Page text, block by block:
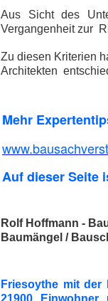
Aus Sicht des
Vergangenheit zur
Zu diesen Kriterien
Architekten
Rolf Hoffmann -
Baumängel /
Friesoythe mit der
21900
Mehr
Auf dieser Seite